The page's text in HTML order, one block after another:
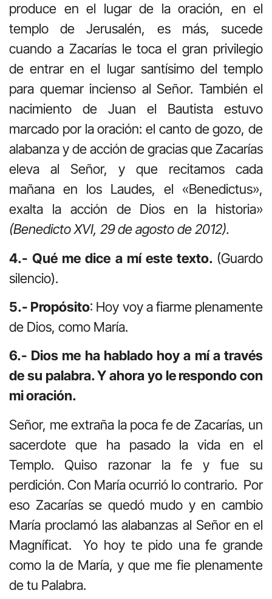
produce en el lugar de la oración, en el
templo de Jerusalén, es más, sucede
cuando a Zacarías le toca el gran privilegio
de entrar en el lugar santísimo del templo
para quemar incienso al Señor. También el
nacimiento de Juan el Bautista estuvo
marcado por la oración: el canto de gozo, de
alabanza y de acción de gracias que Zacarías
eleva al Señor, y que recitamos cada
mañana en los Laudes, el «Benedictus»,
exalta la acción de Dios en la historia»
(Benedicto XVI, 29 de agosto de 2012).
4.- Qué me dice a mí este texto. (Guardo
silencio).
5.- Propósito: Hoy voy a fiarme plenamente
de Dios, como María.
6.- Dios me ha hablado hoy a mí a través
de su palabra. Y ahora yo le respondo con
mi oración.
Señor, me extraña la poca fe de Zacarías, un
sacerdote que ha pasado la vida en el
Templo. Quiso razonar la fe y fue su
perdición. Con María ocurrió lo contrario. Por
eso Zacarías se quedó mudo y en cambio
María proclamó las alabanzas al Señor en el
Magníficat. Yo hoy te pido una fe grande
como la de María, y que me fie plenamente
de tu Palabra.